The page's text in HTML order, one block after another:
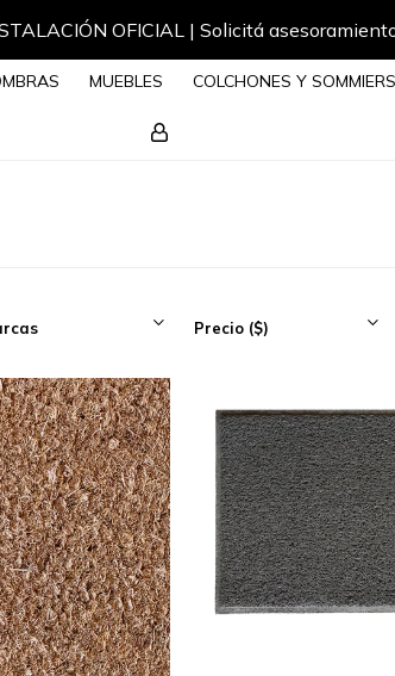
Envíos a todo el país
MUEBLES COLCHONES Y SOMMIERS
Precio ($)